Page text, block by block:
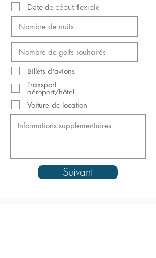
Date de début flexible
Billets d'avions
Transport
aéroport/hôtel
Voiture de location
Suivant